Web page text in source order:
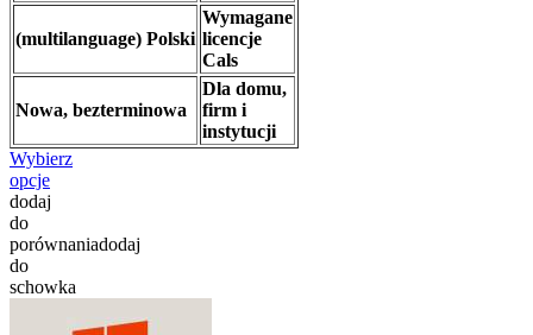
(multilanguage) Polski
Wymagane
licencje
Cals
Nowa, bezterminowa
Dla domu,
firm i
instytucji
Wybierz
opcje
dodaj
do
porównaniadodaj
do
schowka